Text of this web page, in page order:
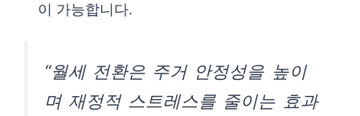
이 가능합니다.
“월세 전환은 주거 안정성을 높이
며 재정적 스트레스를 줄이는 효과